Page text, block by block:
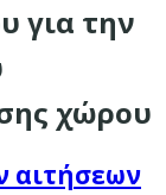
για την
χώρου
αιτήσεων